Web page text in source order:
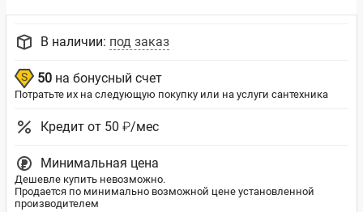
В наличии: под заказ
50 на бонусный счет
Потратьте их на следующую покупку или на услуги сантехника
Кредит от 50 ₽/мес
Минимальная цена
Дешевле купить невозможно.
Продается по минимально возможной цене установленной
производителем